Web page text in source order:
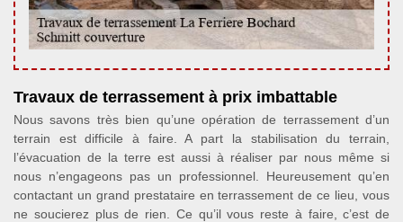
Travaux de terrassement à prix imbattable
Nous savons très bien qu’une opération de terrassement d’un
terrain est difficile à faire. A part la stabilisation du terrain,
l’évacuation de la terre est aussi à réaliser par nous même si
nous n’engageons pas un professionnel. Heureusement qu’en
contactant un grand prestataire en terrassement de ce lieu, vous
ne soucierez plus de rien. Ce qu’il vous reste à faire, c’est de